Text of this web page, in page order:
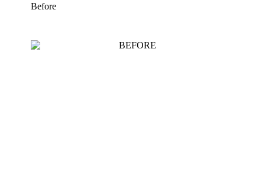
Before